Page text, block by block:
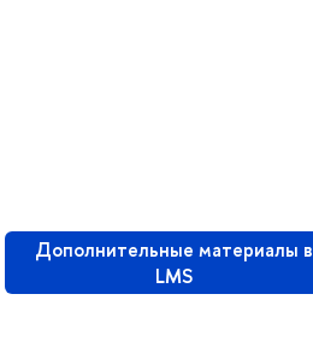
Дополнительные материалы в
LMS